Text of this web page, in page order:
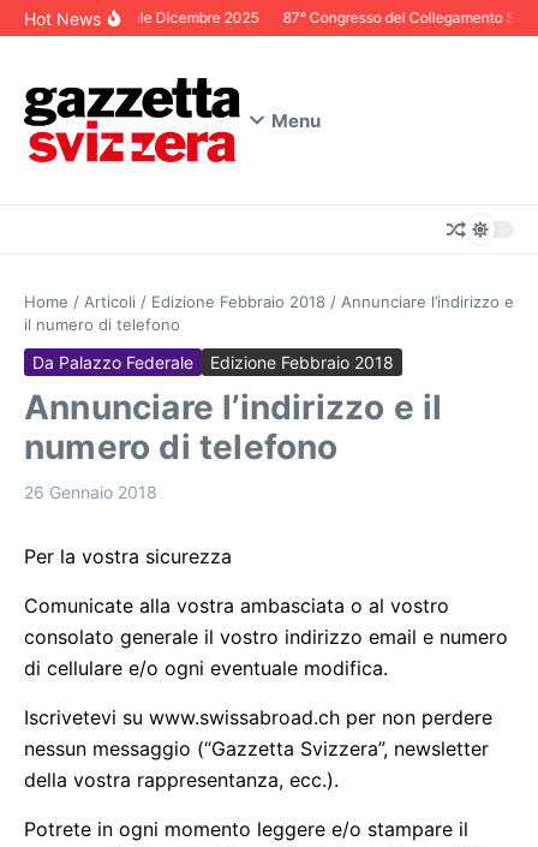
Salta al contenuto
Hot NewsEditoriale Dicembre 2025 87° Congresso del Collegamento
Menu
Home / Articoli / Edizione Febbraio 2018 / Annunciare l’indirizzo e
il numero di telefono
Da Palazzo Federale Edizione Febbraio 2018
Annunciare l’indirizzo e il
numero di telefono
26 Gennaio 2018
Per la vostra sicurezza
Comunicate alla vostra ambasciata o al vostro
consolato generale il vostro indirizzo email e numero
di cellulare e/o ogni eventuale modifica.
Iscrivetevi su www.swissabroad.ch per non perdere
nessun messaggio (“Gazzetta Svizzera”, newsletter
della vostra rappresentanza, ecc.).
Potrete in ogni momento leggere e/o stampare il